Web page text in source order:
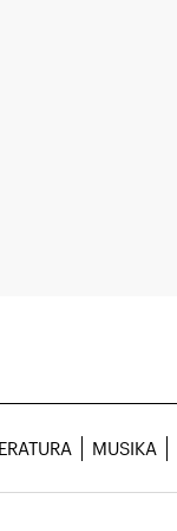
MUSIKA